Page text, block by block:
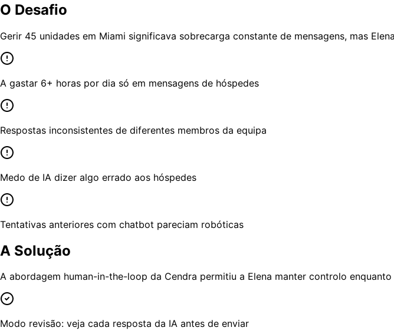
O Desafio
Gerir 45 unidades em Miami significava sobrecarga constante de mensagens, mas
A gastar 6+ horas por dia só em mensagens de hóspedes
Respostas inconsistentes de diferentes membros da equipa
Medo de IA dizer algo errado aos hóspedes
Tentativas anteriores com chatbot pareciam robóticas
A Solução
A abordagem human-in-the-loop da Cendra permitiu a Elena manter controlo enquanto
Modo revisão: veja cada resposta da IA antes de enviar